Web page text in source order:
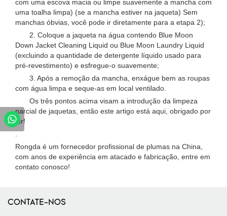
com uma escova macia ou limpe suavemente a mancha com
uma toalha limpa) (se a mancha estiver na jaqueta) Sem
manchas óbvias, você pode ir diretamente para a etapa 2);
2. Coloque a jaqueta na água contendo Blue Moon
Down Jacket Cleaning Liquid ou Blue Moon Laundry Liquid
(excluindo a quantidade de detergente líquido usado para
pré-revestimento) e esfregue-o suavemente;
3. Após a remoção da mancha, enxágue bem as roupas
com água limpa e seque-as em local ventilado.
Os três pontos acima visam a introdução da limpeza
parcial de jaquetas, então este artigo está aqui, obrigado por
ler!
.
Rongda é um fornecedor profissional de plumas na China,
com anos de experiência em atacado e fabricação, entre em
contato conosco!
CONTATE-NOS